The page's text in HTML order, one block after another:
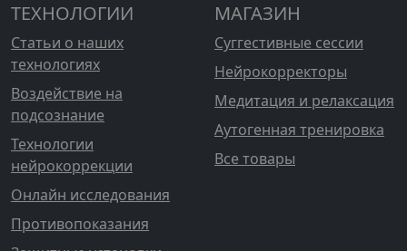
ТЕХНОЛОГИИ
Статьи о наших
технологиях
Воздействие на
подсознание
Технологии
нейрокоррекции
Онлайн исследования
Противопоказания
МАГАЗИН
Суггестивные сессии
Нейрокорректоры
Медитация и релаксация
Аутогенная тренировка
Все товары